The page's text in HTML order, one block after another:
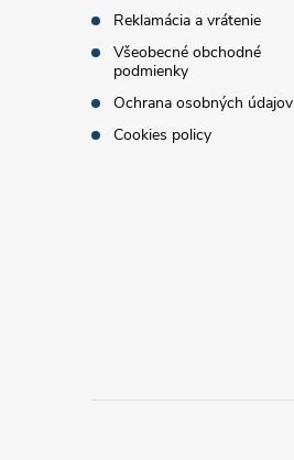
Reklamácia a vrátenie
Všeobecné obchodné
podmienky
Ochrana osobných údajov
Cookies policy